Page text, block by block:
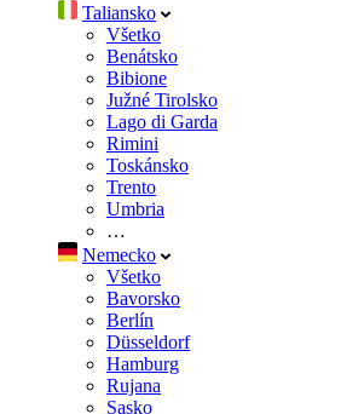
Taliansko
Všetko
Benátsko
Bibione
Južné Tirolsko
Lago di Garda
Rimini
Toskánsko
Trento
Umbria
…
Nemecko
Všetko
Bavorsko
Berlín
Düsseldorf
Hamburg
Rujana
Sasko